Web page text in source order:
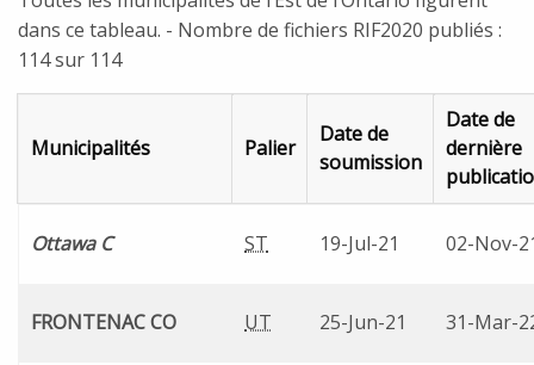
dans ce tableau. - Nombre de fichiers RIF2020 publiés :
114 sur 114
Municipalités Palier
Date de
soumission
Date de
dernière
Ottawa C ST 19-Jul-21 02-Nov-
FRONTENAC CO UT 25-Jun-21 31-Mar-